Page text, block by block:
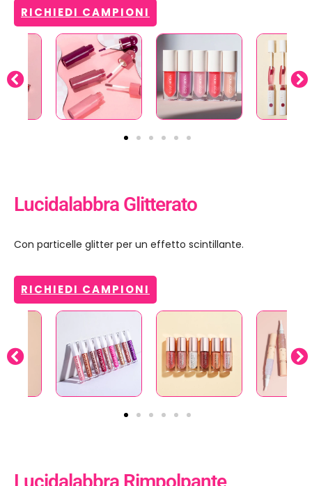
RICHIEDI CAMPIONI
Lucidalabbra Glitterato
Con particelle glitter per un effetto scintillante.
RICHIEDI CAMPIONI